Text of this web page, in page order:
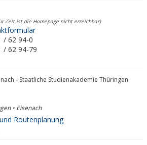
Zeit ist die Homepage nicht erreichbar)
/ 62 94-0
/ 62 94-79
- Staatliche Studienakademie Thüringen
• Eisenach
Routenplanung